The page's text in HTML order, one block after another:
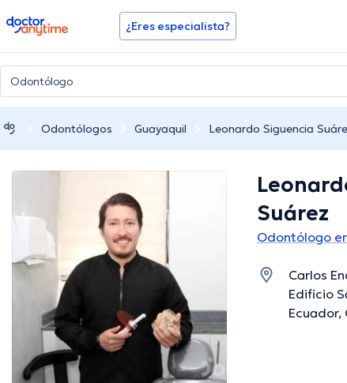
doctoranytime ¿Eres especialista?
Odontólogos Guayaquil Leonardo Siguencia
Suárez
Odontólogo
Carlos
Edificio
Ecuador,